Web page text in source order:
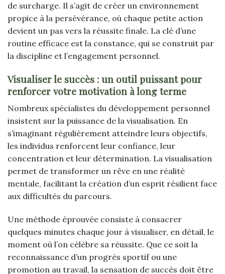
de surcharge. Il s’agit de créer un environnement
propice à la persévérance, où chaque petite action
devient un pas vers la réussite finale. La clé d’une
routine efficace est la constance, qui se construit par
la discipline et l’engagement personnel.
Visualiser le succès : un outil puissant pour
renforcer votre motivation à long terme
Nombreux spécialistes du développement personnel
insistent sur la puissance de la visualisation. En
s’imaginant régulièrement atteindre leurs objectifs,
les individus renforcent leur confiance, leur
concentration et leur détermination. La visualisation
permet de transformer un rêve en une réalité
mentale, facilitant la création d’un esprit résilient face
aux difficultés du parcours.
Une méthode éprouvée consiste à consacrer
quelques minutes chaque jour à visualiser, en détail, le
moment où l’on célèbre sa réussite. Que ce soit la
reconnaissance d’un progrès sportif ou une
promotion au travail, la sensation de succès doit être